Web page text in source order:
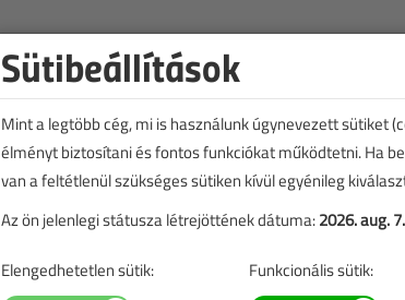
Sütibeállítások
Mint a legtöbb cég, mi is használunk úgynevezett sütiket
élményt biztosítani és fontos funkciókat működtetni. Ha
van a feltétlenül szükséges sütiken kívül egyénileg
Az ön jelenlegi státusza létrejöttének dátuma:2026. aug. 7.
Elengedhetetlen sütik: Funkcionális sütik: